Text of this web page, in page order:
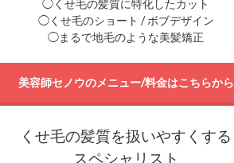
◯くせ毛の髪質に特化したカット
◯くせ毛のショート / ボブデザイン
◯まるで地毛のような美髪矯正
美容師セノウのメニュー/料金はこちらから
くせ毛の髪質を扱いやすくする
スペシャリスト